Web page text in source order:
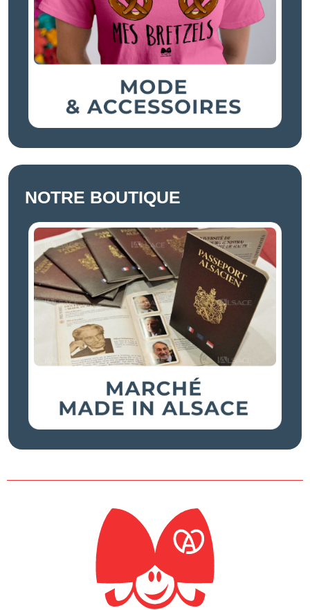
NOTRE BOUTIQUE